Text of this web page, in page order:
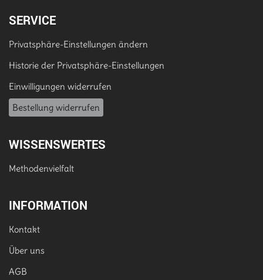
SERVICE
Privatsphäre-Einstellungen ändern
Historie der Privatsphäre-Einstellungen
Einwilligungen widerrufen
Bestellung widerrufen
WISSENSWERTES
Methodenvielfalt
INFORMATION
Kontakt
Über uns
AGB